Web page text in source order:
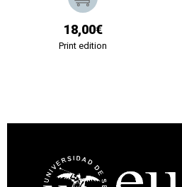
18,00€
Print edition